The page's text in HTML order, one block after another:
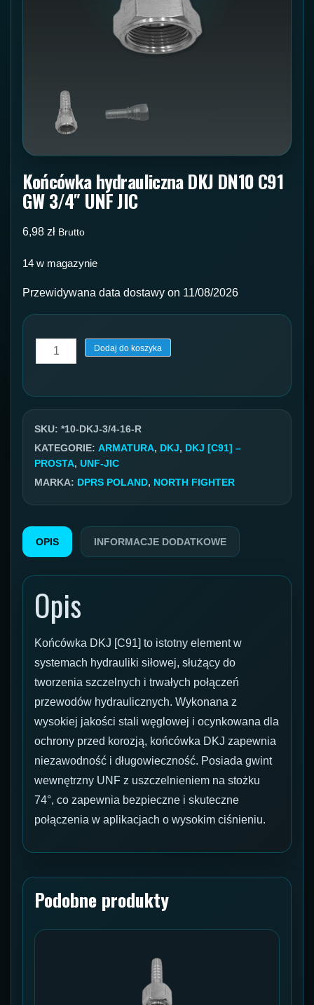
Końcówka hydrauliczna DKJ DN10 C91
GW 3/4″ UNF JIC
6,98 zł Brutto
14 w magazynie
Przewidywana data dostawy on 11/08/2026
ilość
Końcówka
DN10
C91
GW
3/4"
UNF
JIC
Dodaj do koszyka
SKU: *10-DKJ-3/4-16-R
KATEGORIE: ARMATURA, DKJ, DKJ [C91] –
PROSTA, UNF-JIC
MARKA: DPRS POLAND, NORTH FIGHTER
OPIS INFORMACJE DODATKOWE
Opis
Końcówka DKJ [C91] to istotny element w
systemach hydrauliki siłowej, służący do
tworzenia szczelnych i trwałych połączeń
przewodów hydraulicznych. Wykonana z
wysokiej jakości stali węglowej i ocynkowana dla
ochrony przed korozją, końcówka DKJ zapewnia
niezawodność i długowieczność. Posiada gwint
wewnętrzny UNF z uszczelnieniem na stożku
74°, co zapewnia bezpieczne i skuteczne
połączenia w aplikacjach o wysokim ciśnieniu.
Podobne produkty